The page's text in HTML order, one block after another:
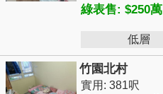
綠表售: $250萬
低層
竹園北村
實用: 381呎